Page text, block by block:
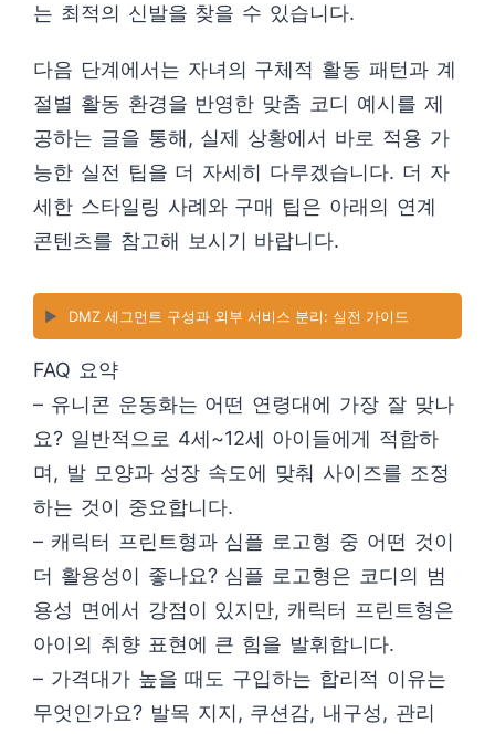
는 최적의 신발을 찾을 수 있습니다.
다음 단계에서는 자녀의 구체적 활동 패턴과 계
절별 활동 환경을 반영한 맞춤 코디 예시를 제
공하는 글을 통해, 실제 상황에서 바로 적용 가
능한 실전 팁을 더 자세히 다루겠습니다. 더 자
세한 스타일링 사례와 구매 팁은 아래의 연계
콘텐츠를 참고해 보시기 바랍니다.
▶️ DMZ 세그먼트 구성과 외부 서비스 분리: 실전 가이드
FAQ 요약
– 유니콘 운동화는 어떤 연령대에 가장 잘 맞나
요? 일반적으로 4세~12세 아이들에게 적합하
며, 발 모양과 성장 속도에 맞춰 사이즈를 조정
하는 것이 중요합니다.
– 캐릭터 프린트형과 심플 로고형 중 어떤 것이
더 활용성이 좋나요? 심플 로고형은 코디의 범
용성 면에서 강점이 있지만, 캐릭터 프린트형은
아이의 취향 표현에 큰 힘을 발휘합니다.
– 가격대가 높을 때도 구입하는 합리적 이유는
무엇인가요? 발목 지지, 쿠션감, 내구성, 관리